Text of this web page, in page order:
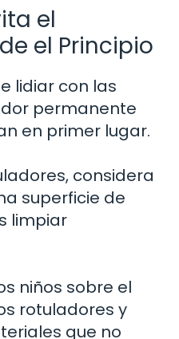
el
el Principio
lidiar con las
permanente
en primer lugar.
considera
superficie de
limpiar
niños sobre el
rotuladores y
que no